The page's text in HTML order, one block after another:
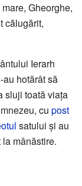
Gheorghe,
călugărit,
Ierarh
au hotărât să
sluji toată viața
cu post
satului și au
mânăstire.